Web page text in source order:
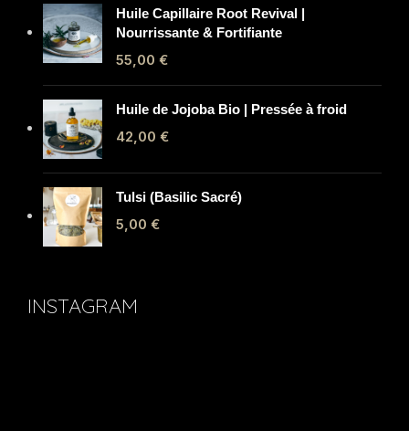
Huile Capillaire Root Revival |
Nourrissante & Fortifiante
55,00 €
Huile de Jojoba Bio | Pressée à froid
42,00 €
Tulsi (Basilic Sacré)
5,00 €
INSTAGRAM